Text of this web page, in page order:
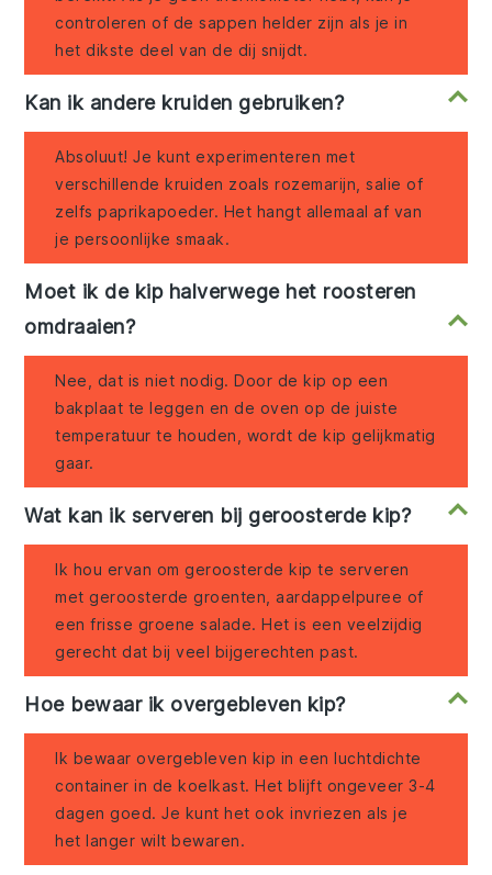
controleren of de sappen helder zijn als je in
het dikste deel van de dij snijdt.
Kan ik andere kruiden gebruiken?
Absoluut! Je kunt experimenteren met
verschillende kruiden zoals rozemarijn, salie of
zelfs paprikapoeder. Het hangt allemaal af van
je persoonlijke smaak.
Moet ik de kip halverwege het roosteren
omdraaien?
Nee, dat is niet nodig. Door de kip op een
bakplaat te leggen en de oven op de juiste
temperatuur te houden, wordt de kip gelijkmatig
gaar.
Wat kan ik serveren bij geroosterde kip?
Ik hou ervan om geroosterde kip te serveren
met geroosterde groenten, aardappelpuree of
een frisse groene salade. Het is een veelzijdig
gerecht dat bij veel bijgerechten past.
Hoe bewaar ik overgebleven kip?
Ik bewaar overgebleven kip in een luchtdichte
container in de koelkast. Het blijft ongeveer 3-4
dagen goed. Je kunt het ook invriezen als je
het langer wilt bewaren.